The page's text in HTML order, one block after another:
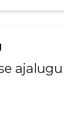
ajalugu